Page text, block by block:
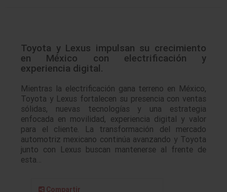
Toyota y Lexus impulsan su crecimiento
en México con electrificación y
experiencia digital.
Mientras la electrificación gana terreno en México,
Toyota y Lexus fortalecen su presencia con ventas
sólidas, nuevas tecnologías y una estrategia
enfocada en movilidad, experiencia digital y valor
para el cliente. La transformación del mercado
automotriz mexicano continúa avanzando y Toyota
junto con Lexus buscan mantenerse al frente de
esta…
Compartir